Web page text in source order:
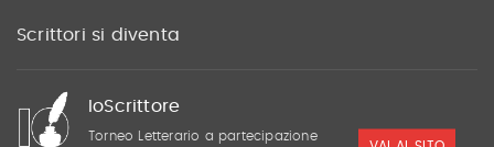
Scrittori si diventa
IoScrittore
Torneo Letterario a partecipazione